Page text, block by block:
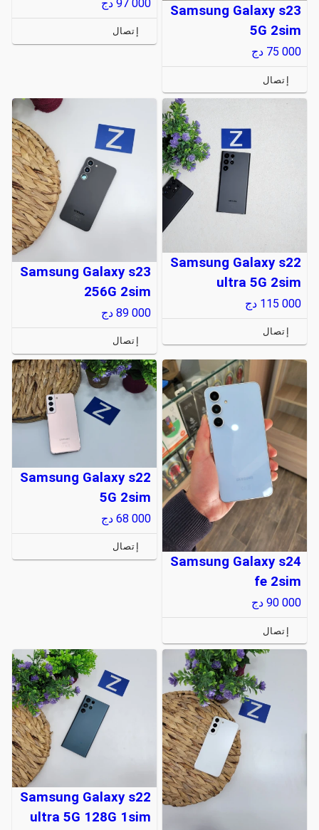
Samsung Galaxy s23
5G 2sim
75 000 دج
إتصال
97 000 دج
إتصال
Samsung Galaxy s22
ultra 5G 2sim
115 000 دج
إتصال
Samsung Galaxy s23
256G 2sim
89 000 دج
إتصال
Samsung Galaxy s24
fe 2sim
90 000 دج
إتصال
Samsung Galaxy s22
5G 2sim
68 000 دج
إتصال
Samsung Galaxy s22
ultra 5G 128G 1sim